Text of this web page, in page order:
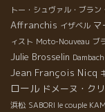
トー・シュヴァル・ブラン
Affranchis イザベル マ
ィスト Moto-Nouveau ブ
Julie Brosselin
Jean François Nicq
ロール ドメーヌ・ク
浜松 SABORI le couple